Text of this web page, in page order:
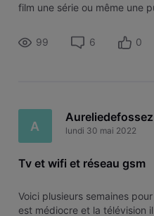
film une série ou même une
changé. Au téléphone on
patien
99 6 0
A
Aureliedefossez
lundi 30 mai 2022
Tv et wifi et réseau gsm
Voici plusieurs semaines
est médiocre et la télévision